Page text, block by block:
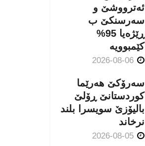
ئەترووشێ و
سەرسنكێ ب
ڕێژەیا 95%
كێمبوویە
سەرۆکێ هەرێما
کوردستانێ ڕۆلێ
بالیۆزێ سویسرا بلند
نرخاند